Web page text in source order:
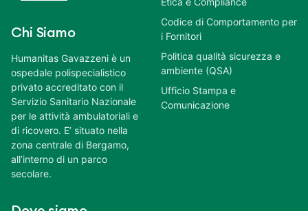
Chi Siamo
Humanitas Gavazzeni è un
ospedale polispecialistico
privato accreditato con il
Servizio Sanitario Nazionale
per le attività ambulatoriali e
di ricovero. E’ situato nella
zona centrale di Bergamo,
all’interno di un parco
secolare.
Codice di Comportamento per
i Fornitori
Politica qualità sicurezza e
ambiente (QSA)
Ufficio Stampa e
Comunicazione